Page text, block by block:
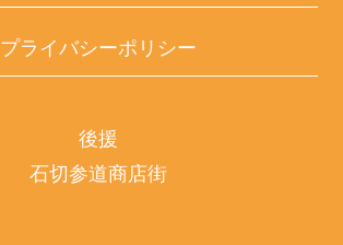
プライバシーポリシー
後援
石切参道商店街